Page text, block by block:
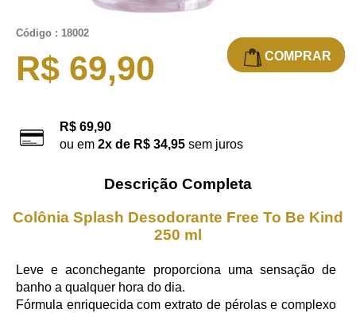
Código : 18002
R$ 69,90
R$ 69,90
ou em 2x de R$ 34,95 sem juros
COMPRAR
Descrição Completa
Colônia Splash Desodorante Free To Be Kind
250 ml
Leve e aconchegante proporciona uma sensação de
banho a qualquer hora do dia.
Fórmula enriquecida com extrato de pérolas e complexo